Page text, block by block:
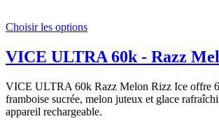
Choisir les options
VICE ULTRA 60k - Razz
VICE ULTRA 60k Razz Melon Rizz Ice offre
framboise sucrée, melon juteux et glace
appareil rechargeable.